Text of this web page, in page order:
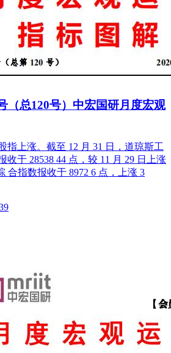
（总120号）中宏国研月度宏观
指上涨。截至 12 月 31 日，道琼斯工
收于 28538 44 点，较 11 月 29 日上涨
合指数报收于 8972 6 点，上涨 3